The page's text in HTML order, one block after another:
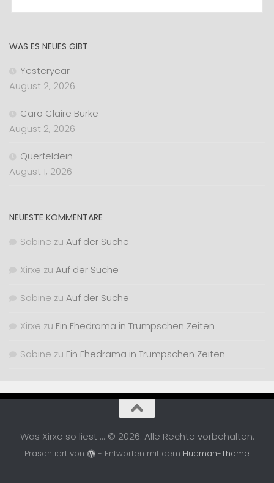
WAS ES NEUES GIBT
Yesteryear
August 2, 2026
Caro Claire Burke
August 2, 2026
Querfeldein
August 1, 2026
NEUESTE KOMMENTARE
Sabine zu Auf der Suche
Xirxe zu Auf der Suche
Sabine zu Auf der Suche
Xirxe zu Ein Ehedrama in Trumpschen Zeiten
Sabine zu Ein Ehedrama in Trumpschen Zeiten
Was Xirxe so liest ... © 2026. Alle Rechte vorbehalten.
Präsentiert von - Entworfen mit dem Hueman-Theme